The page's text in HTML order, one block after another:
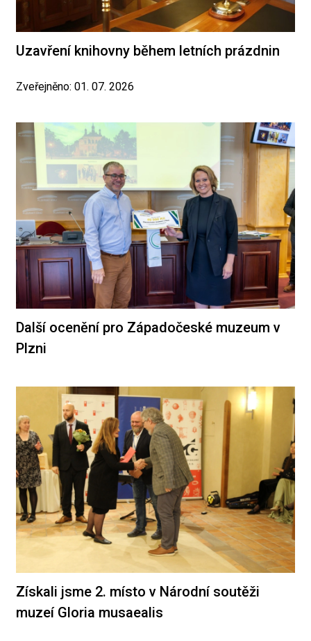
Uzavření knihovny během letních prázdnin
Zveřejněno: 01. 07. 2026
Další ocenění pro Západočeské muzeum v
Plzni
Získali jsme 2. místo v Národní soutěži
muzeí Gloria musaealis